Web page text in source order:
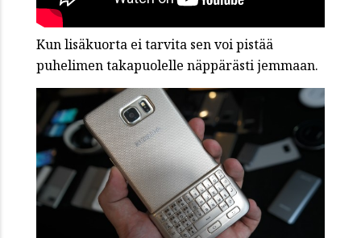
Kun lisäkuorta ei tarvita sen voi pistää
puhelimen takapuolelle näppärästi jemmaan.